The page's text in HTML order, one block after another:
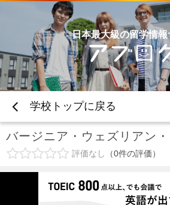
日本最大級の留学情報
学校トップに戻る
バージニア・ウェズリアン
評価なし 0件の評価